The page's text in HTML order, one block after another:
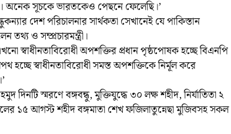
অনেক সূচকে ভারতকেও পেছনে ফেলেছি।’
দেশ পরিচালনার সার্থকতা সেখানেই যে পাকিস্তান
তথ্য ও সম্প্রচারমন্ত্রী।
স্বাধীনতাবিরোধী অপশক্তির প্রধান পৃষ্ঠপোষক হচ্ছে বিএনপি
স্বাধীনতাবিরোধী সমস্ত অপশক্তিকে নির্মূল করে
দিনটি স্মরণে বঙ্গবন্ধু, মুক্তিযুদ্ধে ৩০ লক্ষ শহীদ, নির্যাতিতা ২
১৫ আগস্ট শহীদ বঙ্গমাতা শেখ ফজিলাতুন্নেছা মুজিবসহ সকল